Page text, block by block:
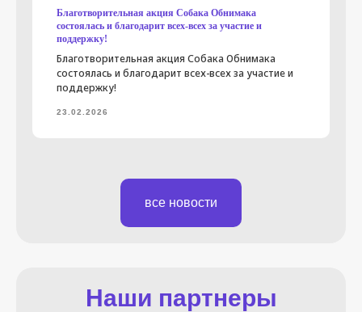
Благотворительная акция Собака Обнимака
состоялась и благодарит всех-всех за участие и
поддержку!
Благотворительная акция Собака Обнимака
состоялась и благодарит всех-всех за участие и
поддержку!
23.02.2026
все новости
Наши партнеры